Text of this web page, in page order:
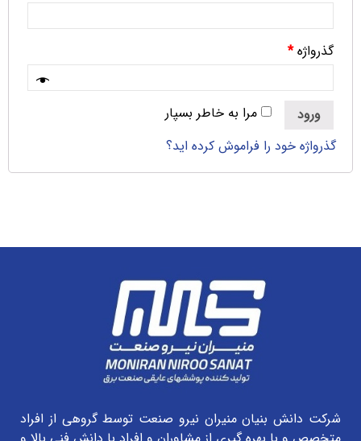
گذرواژه*
مرا به خاطر بسپار
ورود
گذرواژه خود را فراموش کرده اید؟
شرکت دانش بنیان منیران نیرو صنعت توسط گروهی از افراد